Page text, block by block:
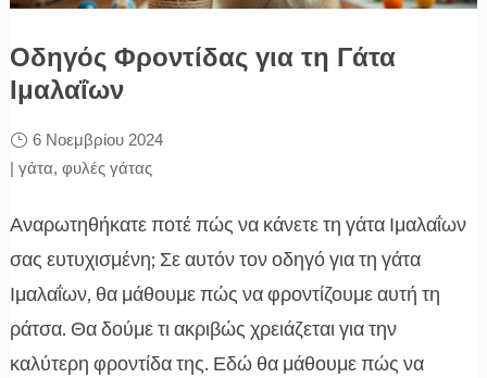
Οδηγός Φροντίδας για τη Γάτα
Ιμαλαΐων
6 Νοεμβρίου 2024
| γάτα, φυλές γάτας
Αναρωτηθήκατε ποτέ πώς να κάνετε τη γάτα Ιμαλαΐων
σας ευτυχισμένη; Σε αυτόν τον οδηγό για τη γάτα
Ιμαλαΐων, θα μάθουμε πώς να φροντίζουμε αυτή τη
ράτσα. Θα δούμε τι ακριβώς χρειάζεται για την
καλύτερη φροντίδα της. Εδώ θα μάθουμε πώς να